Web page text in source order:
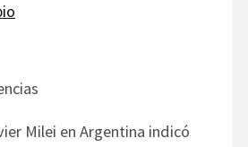
Milei en Argentina indicó